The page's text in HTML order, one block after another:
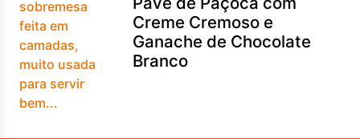
Creme Cremoso e
Ganache de Chocolate
Branco